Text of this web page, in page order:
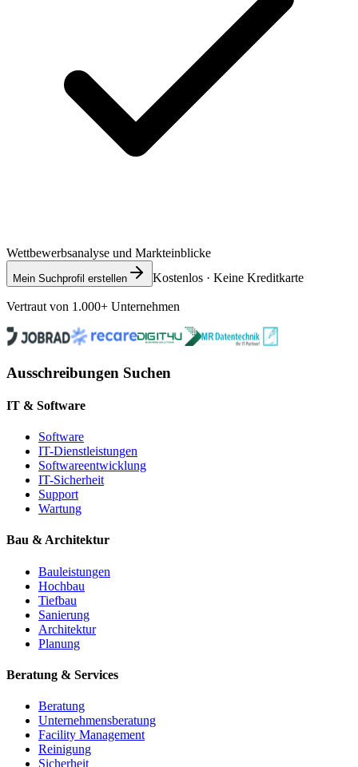
Wettbewerbsanalyse und Markteinblicke
Mein Suchprofil erstellen Kostenlos · Keine Kreditkarte
Vertraut von 1.000+ Unternehmen
Ausschreibungen Suchen
IT & Software
Software
IT-Dienstleistungen
Softwareentwicklung
IT-Sicherheit
Support
Wartung
Bau & Architektur
Bauleistungen
Hochbau
Tiefbau
Sanierung
Architektur
Planung
Beratung & Services
Beratung
Unternehmensberatung
Facility Management
Reinigung
Sicherheit